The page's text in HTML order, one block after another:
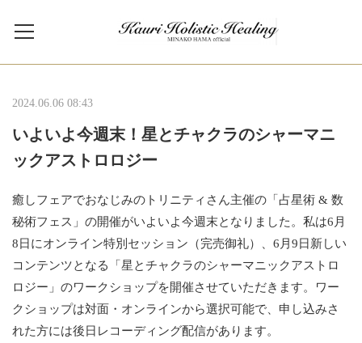
2024.06.06 08:43
いよいよ今週末！星とチャクラのシャーマニ
ックアストロロジー
癒しフェアでおなじみのトリニティさん主催の「占星術 & 数
秘術フェス」の開催がいよいよ今週末となりました。私は6月
8日にオンライン特別セッション（完売御礼）、6月9日新しい
コンテンツとなる「星とチャクラのシャーマニックアストロ
ロジー」のワークショップを開催させていただきます。ワー
クショップは対面・オンラインから選択可能で、申し込みさ
れた方には後日レコーディング配信があります。